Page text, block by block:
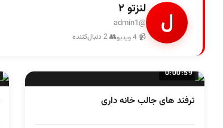
ل لنزتو ۲
@admin1
📹 4 ویدیو 👥 2 دنبال‌کننده
0:00:59
ترفند های جالب خانه داری